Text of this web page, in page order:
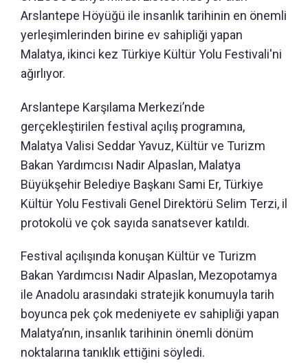
Arslantepe Höyüğü ile insanlık tarihinin en önemli
yerleşimlerinden birine ev sahipliği yapan
Malatya, ikinci kez Türkiye Kültür Yolu Festivali'ni
ağırlıyor.
Arslantepe Karşılama Merkezi’nde
gerçekleştirilen festival açılış programına,
Malatya Valisi Seddar Yavuz, Kültür ve Turizm
Bakan Yardımcısı Nadir Alpaslan, Malatya
Büyükşehir Belediye Başkanı Sami Er, Türkiye
Kültür Yolu Festivali Genel Direktörü Selim Terzi, il
protokolü ve çok sayıda sanatsever katıldı.
Festival açılışında konuşan Kültür ve Turizm
Bakan Yardımcısı Nadir Alpaslan, Mezopotamya
ile Anadolu arasındaki stratejik konumuyla tarih
boyunca pek çok medeniyete ev sahipliği yapan
Malatya’nın, insanlık tarihinin önemli dönüm
noktalarına tanıklık ettiğini söyledi.